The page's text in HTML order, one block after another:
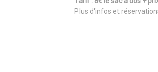
Plus d'infos et